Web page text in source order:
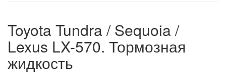
Toyota Tundra / Sequoia /
Lexus LX-570. Тормозная
жидкость